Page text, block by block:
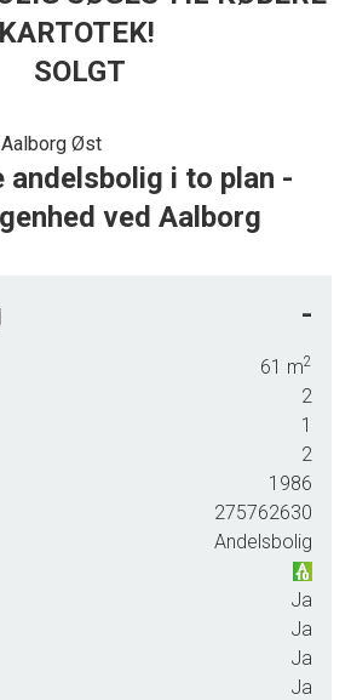
SOLGT
Øst
andelsbolig i to plan -
ved Aalborg
og familier. Med sine 61
og funktionalitet. Bygget i 1986,
den indflytningsklar og yderst
mellem det moderne
et lyst og indbydende
familien kan samles om dagens
med stilrene materialer, der
hver dag. Soveværelset er
til garderobeopbevaring. Det
af en varm atmosfære, der gør det
fra første øjeblik.
-
61 m2
2
1
2
1986
275762630
Andelsbolig
Ja
Ja
Ja
Ja